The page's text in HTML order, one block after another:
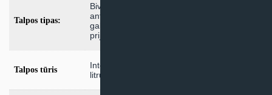
Talpos tipas:
Bivalentė talpa su saulės kolektorių ir
antrinio šildymo šaltinio prijungimo
galimybe
prijungimo galimybe
Talpos tūris Integruota 294 litrų talpa
litrų talpa